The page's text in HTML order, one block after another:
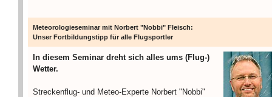
Meteorologieseminar mit Norbert "Nobbi" Fleisch:
Unser Fortbildungstipp für alle Flugsportler
In diesem Seminar dreht sich alles ums (Flug-)
Wetter.
Streckenflug- und Meteo-Experte Norbert "Nobbi"